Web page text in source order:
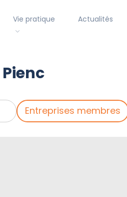
Vie pratique Actualités
Entreprises membres